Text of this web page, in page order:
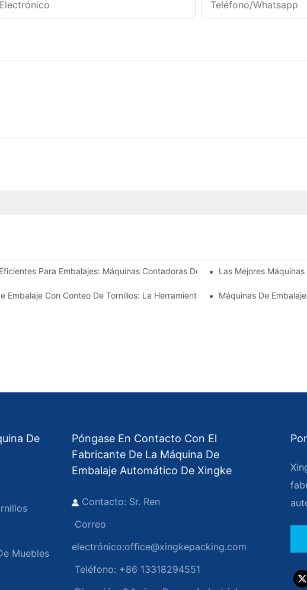
Teléfono/whatsapp
Y ConfiablesPara Embalajes: Máquinas Contadoras De HardwareLas Mejores
Producción
Embalaje Con Conteo De Tornillos: La Herramienta Definitiva Para Un
Máquinas De
De
Muebles
Póngase En Contacto Con El
Fabricante De La Máquina De
Embalaje Automático De Xingke
Contacto: Sr. Ren
Correo
electrónico:office@xingkepacking.com
Teléfono: +86 13318294551